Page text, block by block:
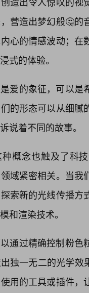
营造出梦幻般🤔
心的情感波动；
式的体验。
爱的象征，可以是
的形态可以从细
说着不同的故事。
概念也触及了科
域紧密相关。当
索新的光线传播
和渲染技术。
通过精确控制粉色
独一无二的光学效
用的工具或插件